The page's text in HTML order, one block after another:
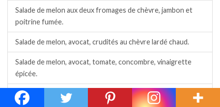
Salade de melon aux deux fromages de chèvre, jambon et
poitrine fumée.
Salade de melon, avocat, crudités au chèvre lardé chaud.
Salade de melon, avocat, tomate, concombre, vinaigrette
épicée.
Salade de melon, chèvre, jambon cru, crudités et sauce au